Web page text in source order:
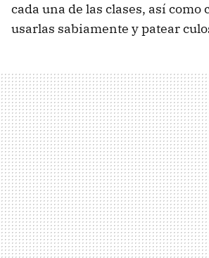
cada una de las clases, así como
usarlas sabiamente y patear